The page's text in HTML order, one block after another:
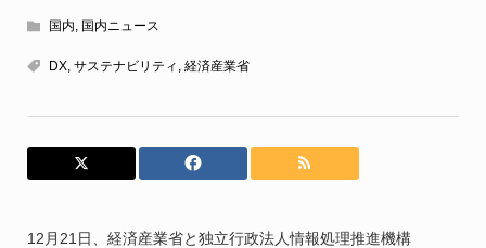
国内 国内ニュース
DX, サステナビリティ 経済産業省
12月21日、経済産業省と独立行政法人情報処理推進機構